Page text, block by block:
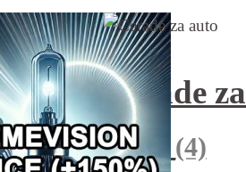
Cerade za
auto(4)